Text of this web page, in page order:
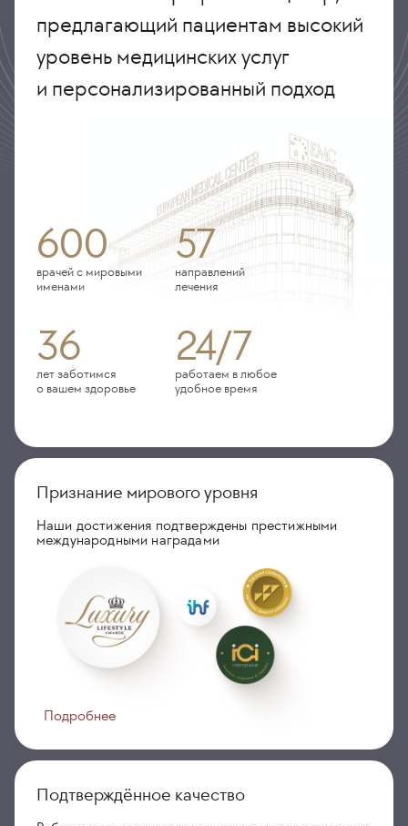
предлагающий пациентам высокий
уровень медицинских услуг
и персонализированный подход
600
врачей с мировыми
именами
57
направлений
лечения
36
лет заботимся
о вашем здоровье
24/7
работаем в любое
удобное время
Признание мирового уровня
Наши достижения подтверждены престижными
международными наградами
Подробнее
Подтверждённое качество